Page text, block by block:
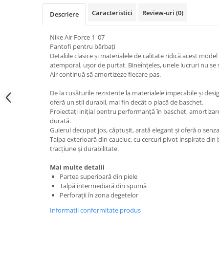
Descriere Caracteristici Review-uri (0)
Nike Air Force 1 '07
Pantofi pentru bărbați
Detaliile clasice și materialele de calitate ridică acest
atemporal, ușor de purtat. Bineînțeles, unele lucruri nu
Air continuă să amortizeze fiecare pas.
De la cusăturile rezistente la materialele impecabile și
oferă un stil durabil, mai fin decât o placă de baschet.
Proiectați inițial pentru performanță în baschet,
durată.
Gulerul decupat jos, căptușit, arată elegant și oferă o
Talpa exterioară din cauciuc, cu cercuri pivot inspirate din
tracțiune și durabilitate.
Mai multe detalii
Partea superioară din piele
Talpă intermediară din spumă
Perforații în zona degetelor
Informatii conformitate produs